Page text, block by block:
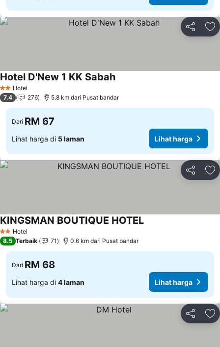
Kongsi
2 Bintang
Hotel
Hotel D'New 1 KK Sabah
7.4 276 5.8 km dari Pusat bandar
Dari RM 67
Lihat harga di 5 laman Lihat harga
Kongsi
2 Bintang
Hotel
KINGSMAN BOUTIQUE HOTEL
8.5 Terbaik 71 0.6 km dari Pusat bandar
Dari RM 68
Lihat harga di 4 laman Lihat harga
Kongsi